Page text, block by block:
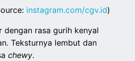
instagram.com/cgv.id)
dengan rasa gurih kenyal
Teksturnya lembut dan
chewy.